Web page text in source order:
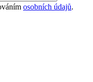
osobních údajů.